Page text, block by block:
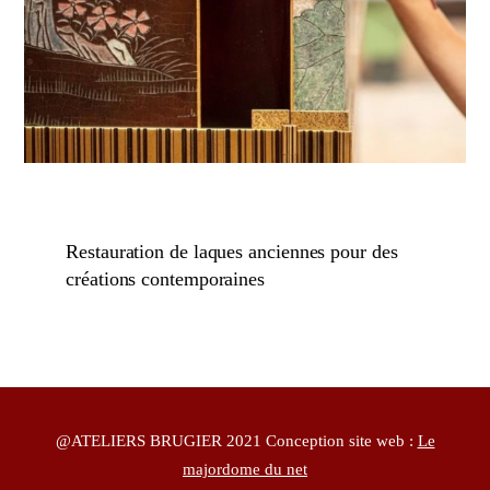
Restauration de laques anciennes pour des
créations contemporaines
@ATELIERS BRUGIER 2021 Conception site web : Le
majordome du net